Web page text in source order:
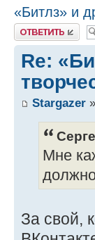
«Битлз» и
Ответить
Re:
Stargazer
Мне
За свой,